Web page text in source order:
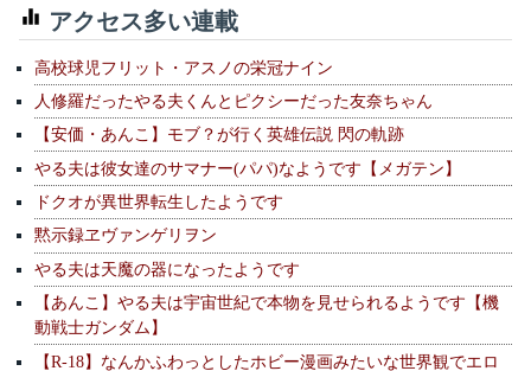
アクセス多い連載
高校球児フリット・アスノの栄冠ナイン
人修羅だったやる夫くんとピクシーだった友奈ちゃん
【安価・あんこ】モブ？が行く英雄伝説 閃の軌跡
やる夫は彼女達のサマナー(パパ)なようです【メガテン】
ドクオが異世界転生したようです
黙示録ヱヴァンゲリヲン
やる夫は天魔の器になったようです
【あんこ】やる夫は宇宙世紀で本物を見せられるようです【機
動戦士ガンダム】
【R-18】なんかふわっとしたホビー漫画みたいな世界観でエロ